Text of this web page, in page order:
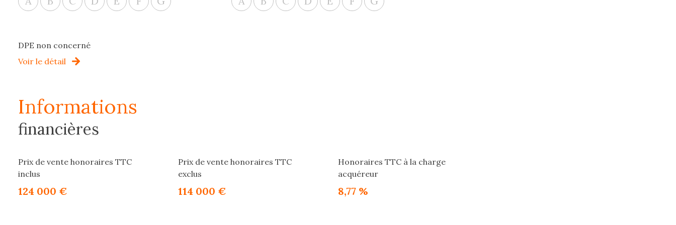
DPE non concerné
Voir le détail
informations
financières
Prix de vente honoraires TTC
inclus
124 000 €
Prix de vente honoraires TTC
exclus
114 000 €
Honoraires TTC à la charge
acquéreur
8,77 %